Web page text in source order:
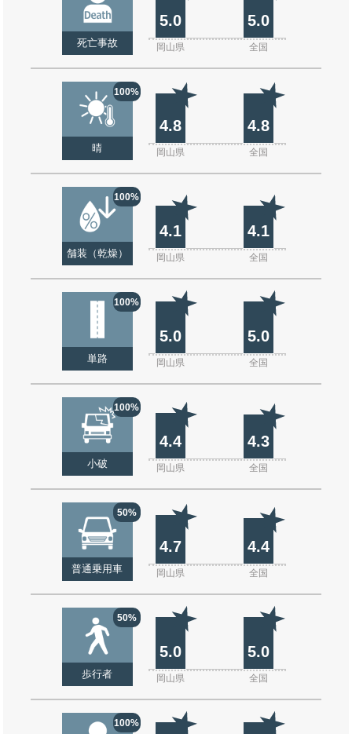
死亡事故
5.0 5.0
岡山県 全国
100%
晴
4.8 4.8
岡山県 全国
100%
舗装（乾燥）
4.1 4.1
岡山県 全国
100%
単路
5.0 5.0
岡山県 全国
100%
小破
4.4 4.3
岡山県 全国
50%
普通乗用車
4.7 4.4
岡山県 全国
50%
歩行者
5.0 5.0
岡山県 全国
100%